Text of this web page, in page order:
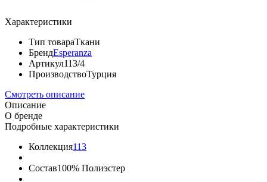
Характеристики
Тип товараТкани
БрендEsperanza
Артикул113/4
ПроизводствоТурция
Смотреть описание
Описание
О бренде
Подробные характеристики
Коллекция113
Состав100% Полиэстер